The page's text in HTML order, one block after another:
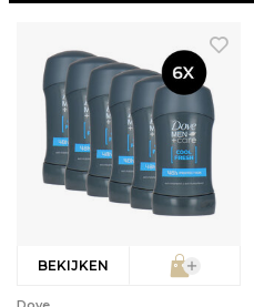
BEKIJKEN